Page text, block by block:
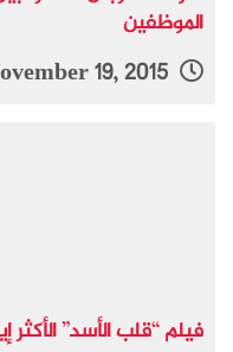
الموظفين
فيلم “قلب الأسد” الأكثر